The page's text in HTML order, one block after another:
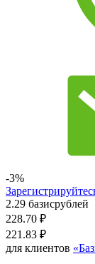
-3%
2.29 базисрублей
228.70 ₽
221.83 ₽
для клиентов